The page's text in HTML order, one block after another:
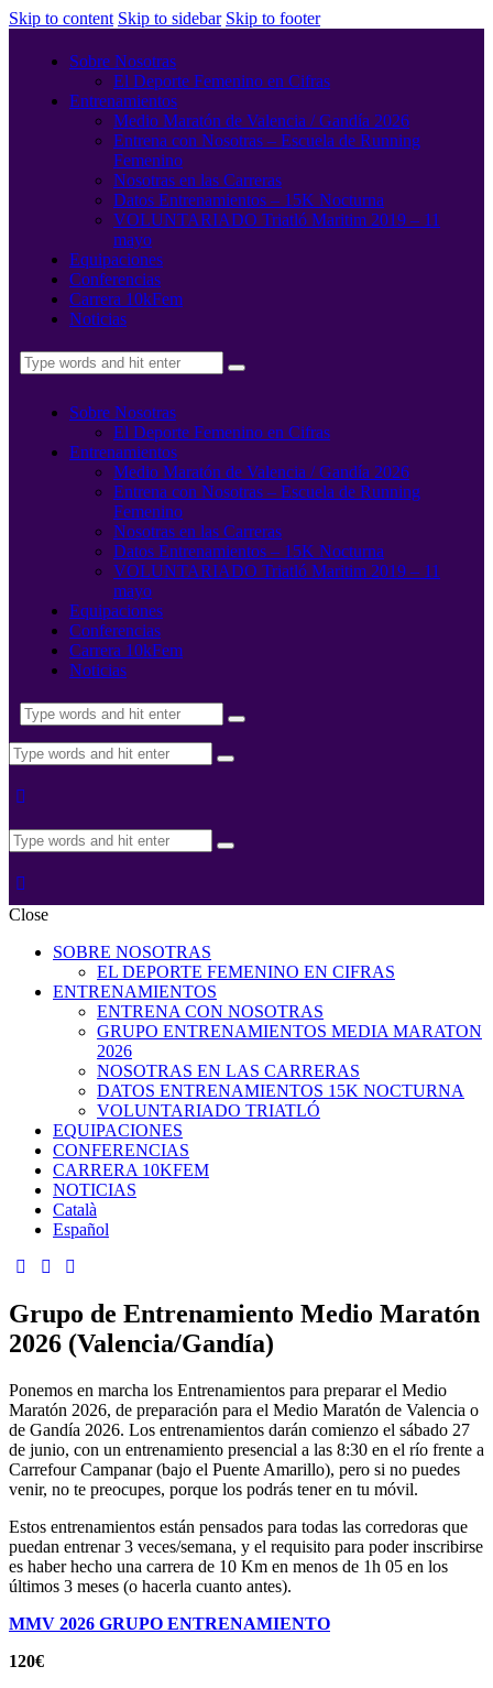
Skip to content Skip to sidebar Skip to footer
Sobre Nosotras
El Deporte Femenino en Cifras
Entrenamientos
Medio Maratón de Valencia / Gandía 2026
Entrena con Nosotras – Escuela de Running
Femenino
Nosotras en las Carreras
Datos Entrenamientos – 15K Nocturna
VOLUNTARIADO Triatló Maritim 2019 – 11
mayo
Equipaciones
Conferencias
Carrera 10kFem
Noticias
Sobre Nosotras
El Deporte Femenino en Cifras
Entrenamientos
Medio Maratón de Valencia / Gandía 2026
Entrena con Nosotras – Escuela de Running
Femenino
Nosotras en las Carreras
Datos Entrenamientos – 15K Nocturna
VOLUNTARIADO Triatló Maritim 2019 – 11
mayo
Equipaciones
Conferencias
Carrera 10kFem
Noticias
Close
SOBRE NOSOTRAS
EL DEPORTE FEMENINO EN CIFRAS
ENTRENAMIENTOS
ENTRENA CON NOSOTRAS
GRUPO ENTRENAMIENTOS MEDIA MARATON
2026
NOSOTRAS EN LAS CARRERAS
DATOS ENTRENAMIENTOS 15K NOCTURNA
VOLUNTARIADO TRIATLÓ
EQUIPACIONES
CONFERENCIAS
CARRERA 10KFEM
NOTICIAS
Català
Español
Grupo de Entrenamiento Medio Maratón
2026 (Valencia/Gandía)
Ponemos en marcha los Entrenamientos para preparar el Medio
Maratón 2026, de preparación para el Medio Maratón de Valencia o
de Gandía 2026. Los entrenamientos darán comienzo el sábado 27
de junio, con un entrenamiento presencial a las 8:30 en el río frente a
Carrefour Campanar (bajo el Puente Amarillo), pero si no puedes
venir, no te preocupes, porque los podrás tener en tu móvil.
Estos entrenamientos están pensados para todas las corredoras que
puedan entrenar 3 veces/semana, y el requisito para poder inscribirse
es haber hecho una carrera de 10 Km en menos de 1h 05 en los
últimos 3 meses (o hacerla cuanto antes).
MMV 2026 GRUPO ENTRENAMIENTO
120€